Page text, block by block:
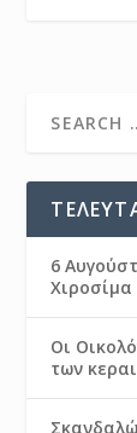
6
Οι
των